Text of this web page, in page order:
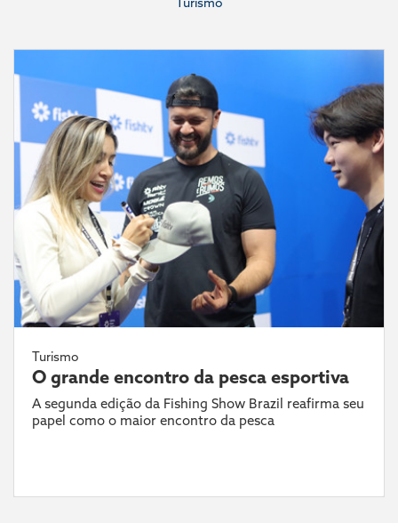
Turismo
O grande encontro da pesca esportiva
A segunda edição da Fishing Show Brazil reafirma seu
papel como o maior encontro da pesca